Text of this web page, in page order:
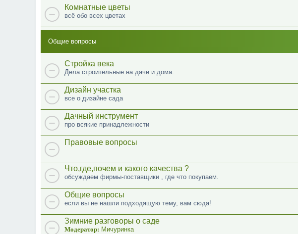
Комнатные цветы
всё обо всех цветах
Общие вопросы
Стройка века
Дела строительные на даче и дома.
Дизайн участка
все о дизайне сада
Дачный инструмент
про всякие принадлежности
Правовые вопросы
Что,где,почем и какого качества ?
обсуждаем фирмы-поставщики , где что покупаем.
Общие вопросы
если вы не нашли подходящую тему, вам сюда!
Зимние разговоры о саде
Модератор: Мичуринка